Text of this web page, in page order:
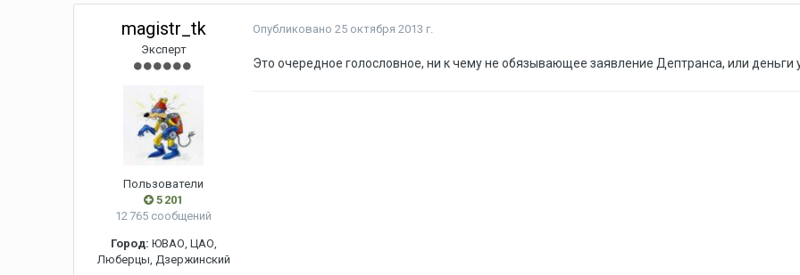
magistr_tk
Эксперт
Пользователи
5 201
12 765 сообщений
Город: ЮВАО, ЦАО,
Люберцы, Дзержинский
Опубликовано25 октября 2013 г.
Это очередное голословное, ни к чему не обязывающее заявление Дептранса, или